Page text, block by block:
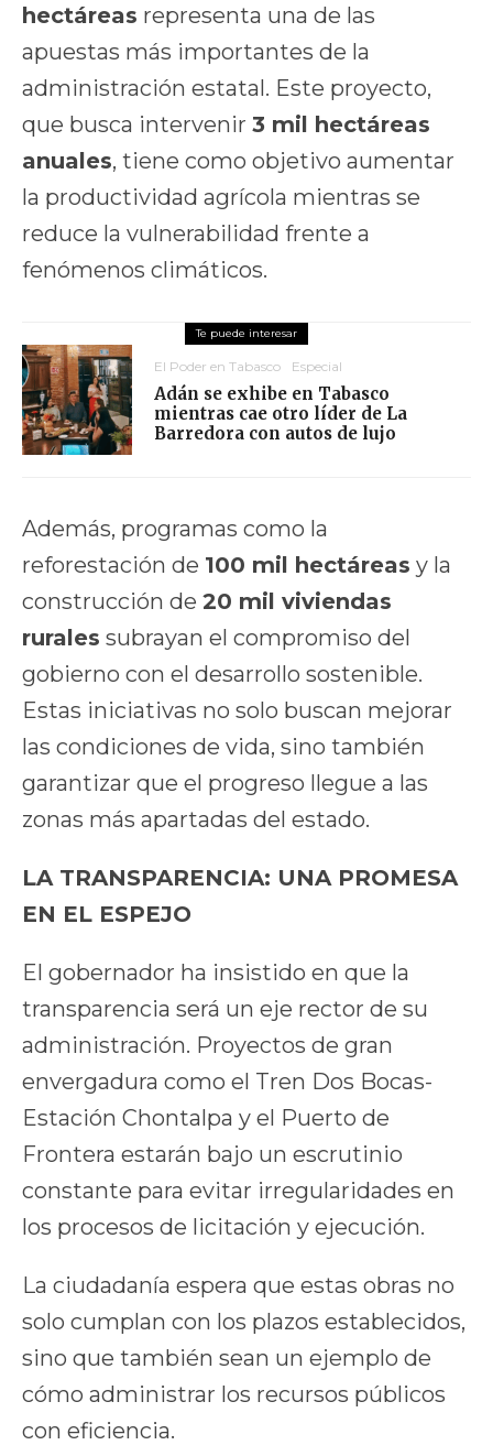
hectáreas representa una de las
apuestas más importantes de la
administración estatal. Este proyecto,
que busca intervenir 3 mil hectáreas
anuales, tiene como objetivo aumentar
la productividad agrícola mientras se
reduce la vulnerabilidad frente a
fenómenos climáticos.
El Poder en Tabasco Especial
Adán se exhibe en Tabasco
mientras cae otro líder de La
Barredora con autos de lujo
Además, programas como la
reforestación de 100 mil hectáreas y la
construcción de 20 mil viviendas
rurales subrayan el compromiso del
gobierno con el desarrollo sostenible.
Estas iniciativas no solo buscan mejorar
las condiciones de vida, sino también
garantizar que el progreso llegue a las
zonas más apartadas del estado.
LA TRANSPARENCIA: UNA PROMESA
EN EL ESPEJO
El gobernador ha insistido en que la
transparencia será un eje rector de su
administración. Proyectos de gran
envergadura como el Tren Dos Bocas-
Estación Chontalpa y el Puerto de
Frontera estarán bajo un escrutinio
constante para evitar irregularidades en
los procesos de licitación y ejecución.
La ciudadanía espera que estas obras no
solo cumplan con los plazos establecidos,
sino que también sean un ejemplo de
cómo administrar los recursos públicos
con eficiencia.